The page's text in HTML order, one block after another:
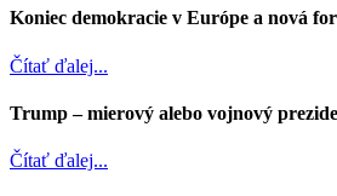
Koniec demokracie v Európe a nová
Čítať ďalej...
Trump – mierový alebo vojnový
Čítať ďalej...